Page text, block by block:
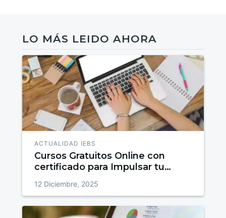
LO MÁS LEIDO AHORA
ACTUALIDAD IEBS
Cursos Gratuitos Online con
certificado para Impulsar tu
12 Diciembre, 2025